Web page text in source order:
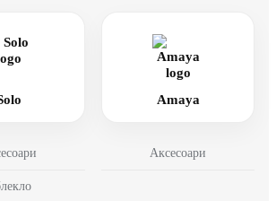
Amaya
Аксесоари